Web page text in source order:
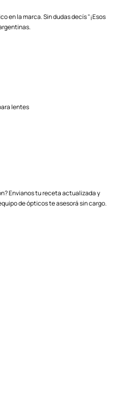
en la marca. Sin dudas decís "¡Esos
lentes
Envianos tu receta actualizada y
de ópticos te asesorá sin cargo.